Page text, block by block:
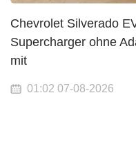
Chevrolet Silverado
Supercharger ohne
mit
01:02 07-08-2026